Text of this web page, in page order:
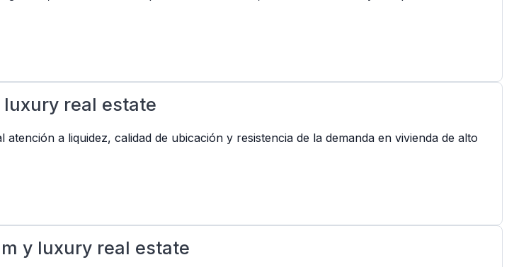
luxury real estate
a liquidez, calidad de ubicación y resistencia de la demanda en vivienda de alto
y luxury real estate